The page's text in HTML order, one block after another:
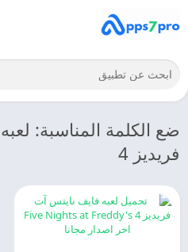
ضع الكلمة المناسبة:
فريديز 4